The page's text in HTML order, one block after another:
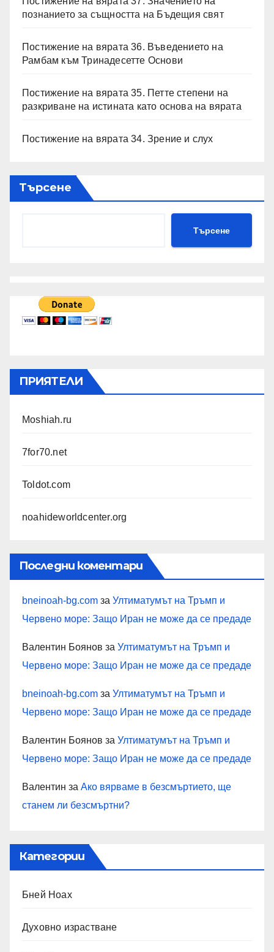
познанието за същността на Бъдещия свят
Постижение на вярата 36. Въведението на
Рамбам към Тринадесетте Основи
Постижение на вярата 35. Петте степени на
разкриване на истината като основа на вярата
Постижение на вярата 34. Зрение и слух
Търсене
Търсене
ПРИЯТЕЛИ
Moshiah.ru
7for70.net
Toldot.com
noahideworldcenter.org
Последни коментари
bneinoah-bg.com за Ултиматумът на Тръмп и
Червено море: Защо Иран не може да се предаде
Валентин Боянов за Ултиматумът на Тръмп и
Червено море: Защо Иран не може да се предаде
bneinoah-bg.com за Ултиматумът на Тръмп и
Червено море: Защо Иран не може да се предаде
Валентин Боянов за Ултиматумът на Тръмп и
Червено море: Защо Иран не може да се предаде
Валентин за Ако вярваме в безсмъртието, ще
станем ли безсмъртни?
Категории
Бней Ноах
Духовно израстване